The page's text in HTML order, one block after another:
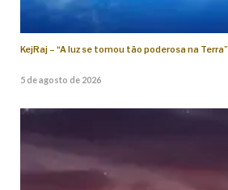
KejRaj – “A luz se tornou tão poderosa na Terra”
5 de agosto de 2026